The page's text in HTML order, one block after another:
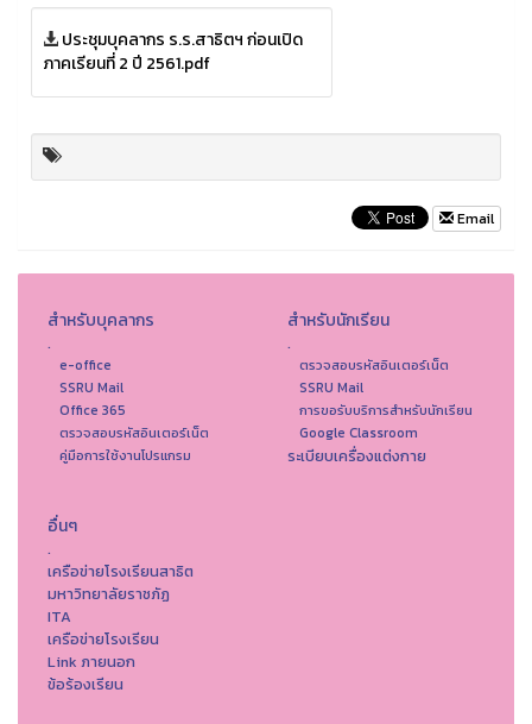
ประชุมบุคลากร ร.ร.สาธิตฯ ก่อนเปิด
ภาคเรียนที่ 2 ปี 2561.pdf
Email
สำหรับบุคลากร
.
e-office
SSRU Mail
Office 365
ตรวจสอบรหัสอินเตอร์เน็ต
คู่มือการใช้งานโปรแกรม
สำหรับนักเรียน
.
ตรวจสอบรหัสอินเตอร์เน็ต
SSRU Mail
การขอรับบริการสำหรับนักเรียน
Google Classroom
ระเบียบเครื่องแต่งกาย
อื่นๆ
.
เครือข่ายโรงเรียนสาธิต
มหาวิทยาลัยราชภัฏ
ITA
เครือข่ายโรงเรียน
Link ภายนอก
ข้อร้องเรียน